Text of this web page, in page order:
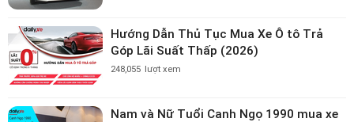
Hướng Dẫn Thủ Tục Mua Xe Ô tô Trả
Góp Lãi Suất Thấp (2026)
248,055 lượt xem
Nam và Nữ Tuổi Canh Ngọ 1990 mua xe